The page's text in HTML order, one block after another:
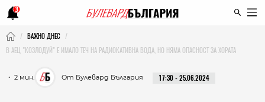
3
ВАЖНО ДНЕС
В АЕЦ "КОЗЛОДУЙ" Е ИМАЛО ТЕЧ НА РАДИОКАТИВНА ВОДА, НО НЯМА ОПАСНОСТ ЗА ХОРАТА
・ 2 мин. От Булевард България 17:30 - 25.06.2024